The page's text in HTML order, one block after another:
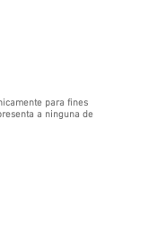
para fines
a ninguna de